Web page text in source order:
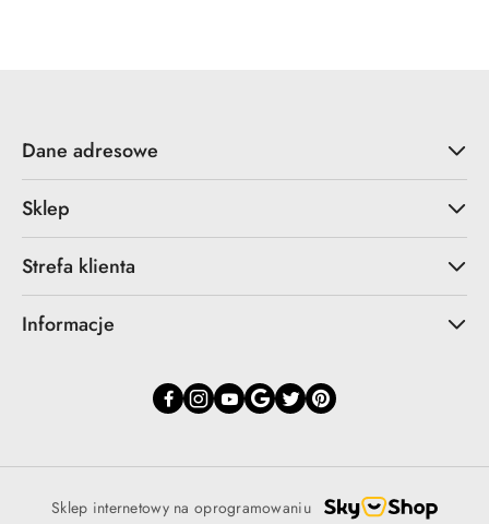
Dane adresowe
Sklep
Strefa klienta
Informacje
Sklep internetowy na oprogramowaniu